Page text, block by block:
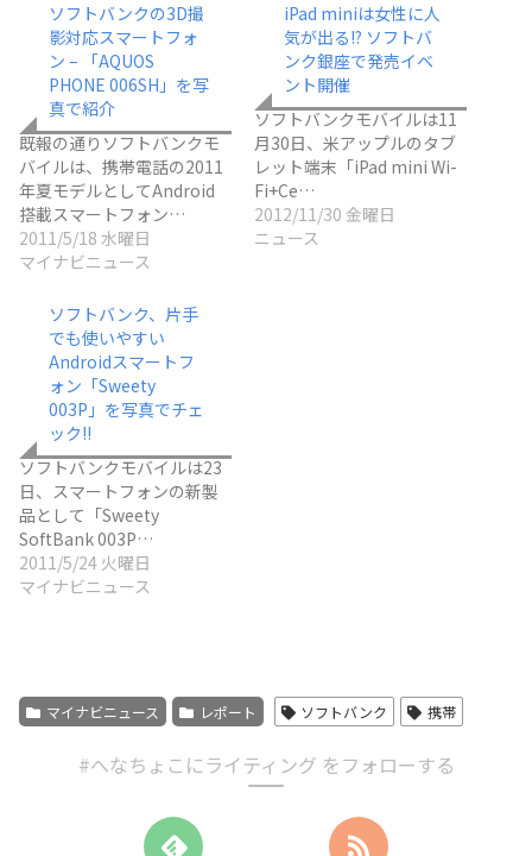
ソフトバンクの3D撮
影対応スマートフォ
ン – 「AQUOS
PHONE 006SH」を写
真で紹介
既報の通りソフトバンクモ
バイルは、携帯電話の2011
年夏モデルとしてAndroid
搭載スマートフォン…
2011/5/18 水曜日
マイナビニュース
iPad miniは女性に人
気が出る!? ソフトバ
ンク銀座で発売イベ
ント開催
ソフトバンクモバイルは11
月30日、米アップルのタブ
レット端末「iPad mini Wi-
Fi+Ce…
2012/11/30 金曜日
ニュース
ソフトバンク、片手
でも使いやすい
Androidスマートフ
ォン「Sweety
003P」を写真でチェ
ック!!
ソフトバンクモバイルは23
日、スマートフォンの新製
品として「Sweety
SoftBank 003P…
2011/5/24 火曜日
マイナビニュース
マイナビニュース レポート ソフトバンク 携帯
#へなちょこにライティング をフォローする